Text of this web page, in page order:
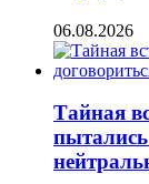
06.08.2026
Тайная